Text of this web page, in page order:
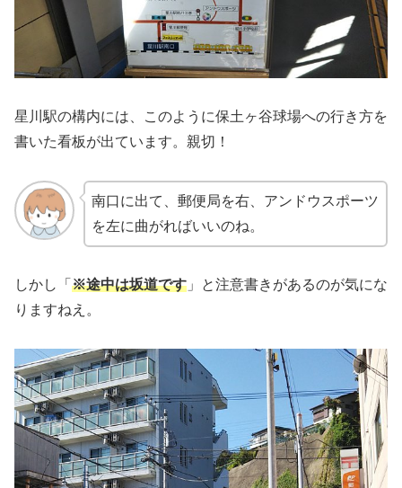
星川駅の構内には、このように保土ヶ谷球場への行き方を
書いた看板が出ています。親切！
南口に出て、郵便局を右、アンドウスポーツ
を左に曲がればいいのね。
しかし「 ※途中は坂道です 」と注意書きがあるのが気にな
りますねえ。